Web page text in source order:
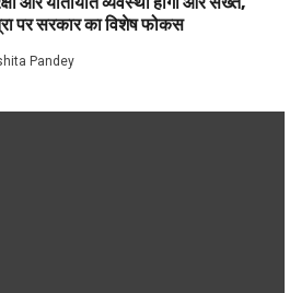
पर सरकार का विशेष फोकस
Pandey